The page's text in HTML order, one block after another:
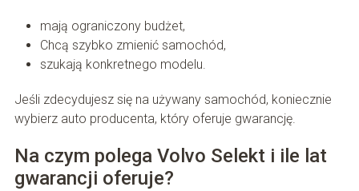
mają ograniczony budżet,
Chcą szybko zmienić samochód,
szukają konkretnego modelu.
Jeśli zdecydujesz się na używany samochód, koniecznie
wybierz auto producenta, który oferuje gwarancję.
Na czym polega Volvo Selekt i ile lat
gwarancji oferuje?